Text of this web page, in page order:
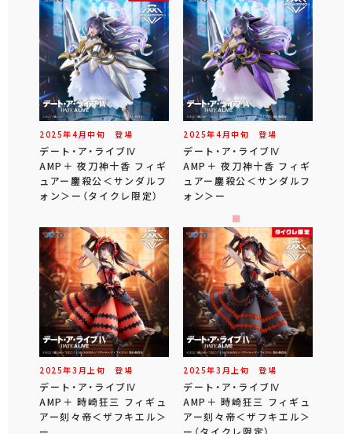
2025年4月中旬 登場
デート・ア・ライブⅣ
AMP＋ 夜刀神十香 フィギ
ュアー鏖殺公＜サンダルフ
ォン＞ー（タイクレ限定）
2025年4 月中旬 登場
デート・ア・ライブⅣ
AMP＋ 夜刀神十香 フィギ
ュアー鏖殺公＜サンダルフ
ォン＞ー
2025年3 月 上旬 登場
デート・ア・ライブⅣ
AMP＋ 時崎狂三 フィギュ
アー刻々帝＜ザフキエル＞
2025年3 月 上旬 登場
デート・ア・ライブⅣ
AMP＋ 時崎狂三 フィギュ
アー刻々帝＜ザフキエル＞